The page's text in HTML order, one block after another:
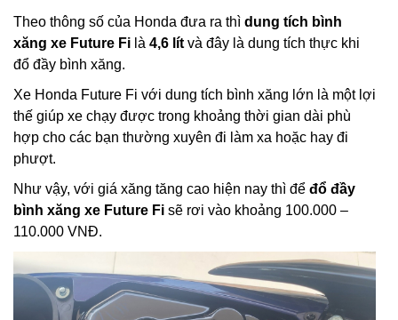
Theo thông số của Honda đưa ra thì dung tích bình
xăng xe Future Fi là 4,6 lít và đây là dung tích thực khi
đổ đầy bình xăng.
Xe Honda Future Fi với dung tích bình xăng lớn là một lợi
thế giúp xe chạy được trong khoảng thời gian dài phù
hợp cho các bạn thường xuyên đi làm xa hoặc hay đi
phượt.
Như vậy, với giá xăng tăng cao hiện nay thì để đổ đầy
bình xăng xe Future Fi sẽ rơi vào khoảng 100.000 –
110.000 VNĐ.